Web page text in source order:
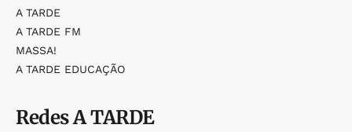
A TARDE
A TARDE FM
MASSA!
A TARDE EDUCAÇÃO
RedesA TARDE